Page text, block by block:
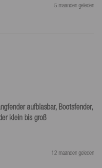
5 maanden geleden
aufblasbar, Bootsfender,
klein bis groß
12 maanden geleden